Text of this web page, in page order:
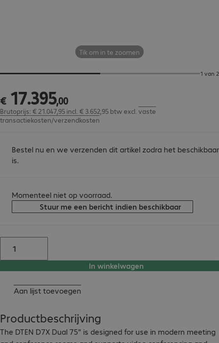
Tik om in te zoomen
1 van 2
€ 17.395,00
€ 17.395,00
Brutoprijs: € 21.047,95 incl. € 3.652,95 btw excl. vaste
transactiekosten/verzendkosten
Bestel nu en we verzenden dit artikel zodra het beschikbaar
is.
Momenteel niet op voorraad.
Stuur me een bericht indien beschikbaar
In winkelwagen
Aan lijst toevoegen
Productbeschrijving
The DTEN D7X Dual 75" is designed for use in modern meeting